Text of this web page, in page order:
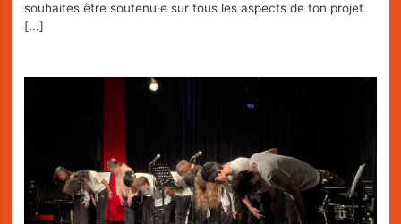
souhaites être soutenu·e sur tous les aspects de ton projet
[...]